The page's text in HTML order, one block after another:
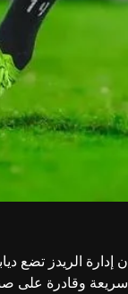
إدارة الريدز
وقادرة على